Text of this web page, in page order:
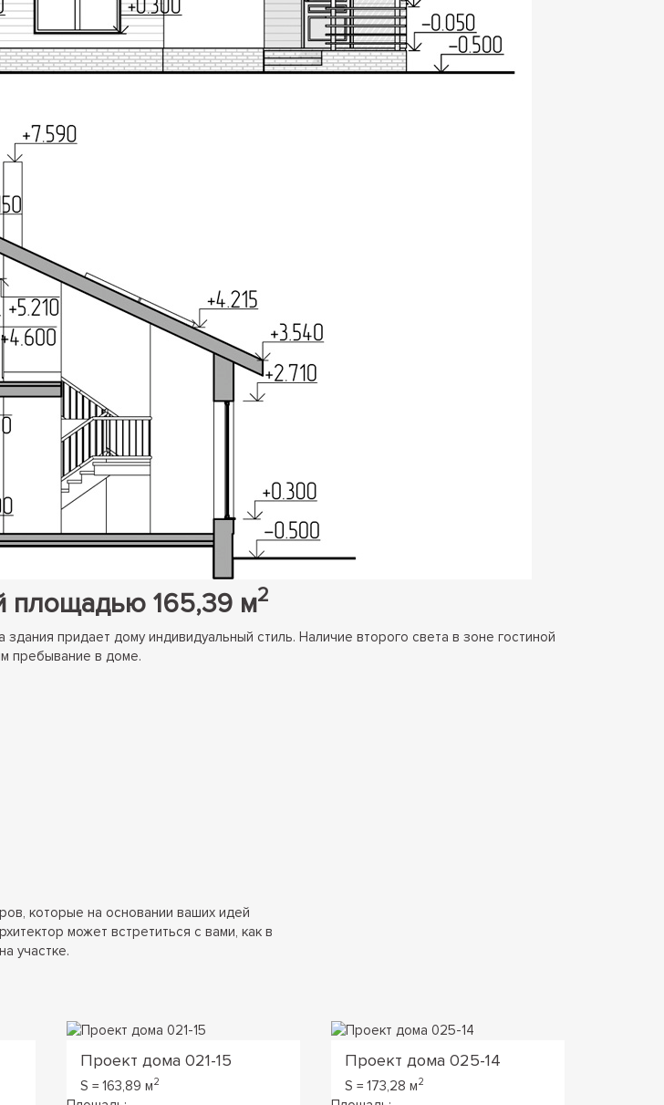
площадью 165,39 м2
придает дому индивидуальный стиль. Наличие второго света в зоне гостиной
пребывание в доме.
которые на основании ваших идей
может встретиться с вами, как в
участке.
Проект дома 021-15
S = 163,89 м2
Проект дома 025-14
S = 173,28 м2